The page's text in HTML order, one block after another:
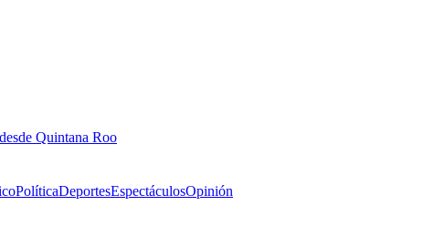
Quintana Roo
PolíticaDeportesEspectáculosOpinión